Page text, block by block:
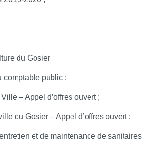
du Gosier ;
comptable public ;
– Appel d’offres ouvert ;
du Gosier – Appel d’offres ouvert ;
et de maintenance de sanitaires